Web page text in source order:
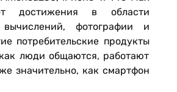
достижения в области
вычислений, фотографии и
потребительские продукты
люди общаются, работают
значительно, как смартфон